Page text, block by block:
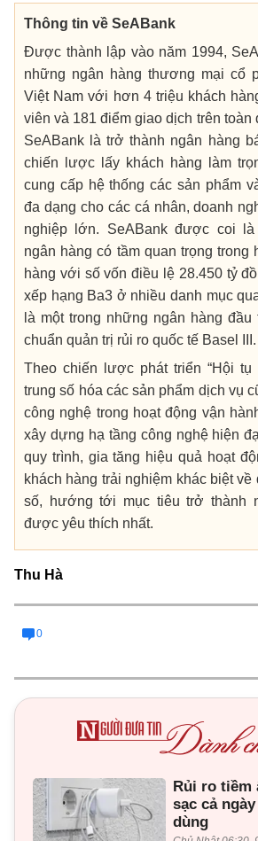
Thông tin về SeABank
Được thành lập vào năm 1994,
những ngân hàng thương mại cổ
Việt Nam với hơn 4 triệu khách
viên và 181 điểm giao dịch trên toàn
SeABank là trở thành ngân hàng
chiến lược lấy khách hàng làm
cung cấp hệ thống các sản phẩm
đa dạng cho các cá nhân, doanh
nghiệp lớn. SeABank được coi là
ngân hàng có tầm quan trọng trong
hàng với số vốn điều lệ 28.450 tỷ
xếp hạng Ba3 ở nhiều danh mục
là một trong những ngân hàng đầu
chuẩn quản trị rủi ro quốc tế Basel III.
Theo chiến lược phát triển “Hội tụ
trung số hóa các sản phẩm dịch vụ
công nghệ trong hoạt động vận
xây dựng hạ tầng công nghệ hiện
quy trình, gia tăng hiệu quả hoạt
khách hàng trải nghiệm khác biệt về
số, hướng tới mục tiêu trở thành
được yêu thích nhất.
Thu Hà
0
Rủi ro tiềm
sạc cả
dùng